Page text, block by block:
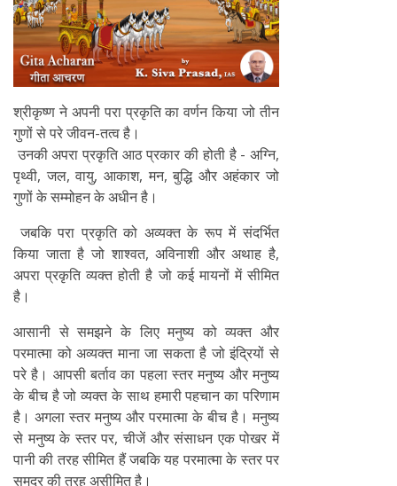
श्रीकृष्ण ने अपनी परा प्रकृति का वर्णन किया जो तीन
गुणों से परे जीवन-तत्व है।
उनकी अपरा प्रकृति आठ प्रकार की होती है - अग्नि,
पृथ्वी, जल, वायु, आकाश, मन, बुद्धि और अहंकार जो
गुणों के सम्मोहन के अधीन है।
जबकि परा प्रकृति को अव्यक्त के रूप में संदर्भित
किया जाता है जो शाश्वत, अविनाशी और अथाह है,
अपरा प्रकृति व्यक्त होती है जो कई मायनों में सीमित
है।
आसानी से समझने के लिए मनुष्य को व्यक्त और
परमात्मा को अव्यक्त माना जा सकता है जो इंद्रियों से
परे है। आपसी बर्ताव का पहला स्तर मनुष्य और मनुष्य
के बीच है जो व्यक्त के साथ हमारी पहचान का परिणाम
है। अगला स्तर मनुष्य और परमात्मा के बीच है। मनुष्य
से मनुष्य के स्तर पर, चीजें और संसाधन एक पोखर में
पानी की तरह सीमित हैं जबकि यह परमात्मा के स्तर पर
समुद्र की तरह असीमित है।